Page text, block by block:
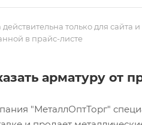
только для сайта
в прайс-листе
арматуру от
"МеталлОптТорг"